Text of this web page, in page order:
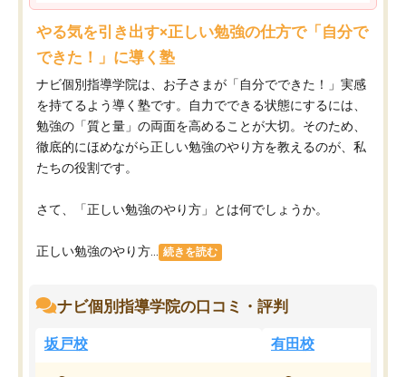
やる気を引き出す×正しい勉強の仕方で「自分で
できた！」に導く塾
ナビ個別指導学院は、お子さまが「自分でできた！」実感
を持てるよう導く塾です。自力でできる状態にするには、
勉強の「質と量」の両面を高めることが大切。そのため、
徹底的にほめながら正しい勉強のやり方を教えるのが、私
たちの役割です。
さて、「正しい勉強のやり方」とは何でしょうか。
正しい勉強のやり方... 続きを読む
ナビ個別指導学院の口コミ・評判
坂戸校 有田校